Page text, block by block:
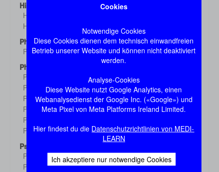
Cookies
Notwendige Cookies
Diese Cookies dienen dem technisch einwandfreien
Betrieb unserer Website und können nicht deaktiviert
werden.
Analyse-Cookies
Diese Website nutzt Google Analytics, einen
Webanalysedienst der Google Inc. («Google») und
Meta Pixel von Meta Platforms Ireland Limited.
Hier findest du die Datenschutzrichtlinien von MEDI-
LEARN
Ich akzeptiere nur notwendige Cookies
Histologie
Histologie s1
Histologie s2 Demo
Physik
Physik
Demo
Physiologie
Physiologie 1
Physiologie 2 Demo
Physiologie 3 Demo
Physiologie 4 Demo
Physiologie 5
Physiologie 6 Demo
Psychologie
Psychologie 1
Demo
Psychologie 2 Demo